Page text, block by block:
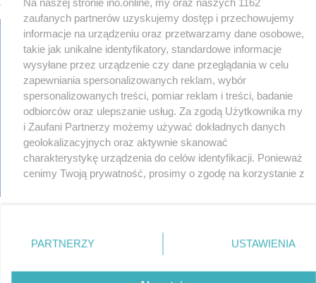
hołd dla Jana Kasprowicza
08-04 Jest wykonawca remontu dachu sali gimastycznej
08-04 Dlaczego sauny, a nie boiska dla dzieci? Ratusz odpowiada
08-04 Połowa wakacji na drogach. Policja podsumowała lipiec
08-04 Wroński do radnych: Zamiast ingerować w prywatną własność
zajmijcie się gospodarką
08-04 Darrell Harris: Możemy nawiązać walkę z każdym w tej lidze
08-03 Zarzut dla kierowcy Mercedesa po tragedii na Rąbinie
NAS
08-03 Sen o potędze. Nowy utwór rapera z Inowrocławia przeciwko
Masowe kontrole na drogach. Cztery osoby prowadziły po
alkoholu
regulamin
reklama
redakcja
pliki cookies
prywatność
reklamacje
gowork.pl
oferty pracy
© copyright 2000-2026 Ino-online Media
zaufanych partnerów uzyskujemy dostęp i przechowujemy
informacje na urządzeniu oraz przetwarzamy dane osobowe,
takie jak unikalne identyfikatory, standardowe informacje
wysyłane przez urządzenie czy dane przeglądania w celu
zapewniania spersonalizowanych reklam, wybór
spersonalizowanych treści, pomiar reklam i treści, badanie
odbiorców oraz ulepszanie usług. Za zgodą Użytkownika my
i Zaufani Partnerzy możemy używać dokładnych danych
geolokalizacyjnych oraz aktywnie skanować
charakterystykę urządzenia do celów identyfikacji. Ponieważ
cenimy Twoją prywatność, prosimy o zgodę na korzystanie z
. Niektóre rodzaje przetwarzania
danych nie wymagają zgody użytkownika, ale masz prawo
PARTNERZY USTAWIENIA